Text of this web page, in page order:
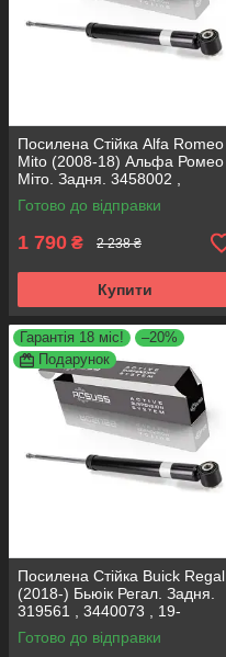
Посилена Стійка Alfa Romeo
Mito (2008-18) Альфа Ромео
Міто. Задня. 3458002 ,
317722. KOREA Аксусс!
Готово до відправки
1 790 ₴ 2 238 ₴
Купити
Гарантія 18 міс!
–20%
Подарунок
Посилена Стійка Buick Regal
(2018-) Бьюік Регал. Задня.
319561 , 3440073 , 19-
280615. KOREA Аксусс!
Готово до відправки